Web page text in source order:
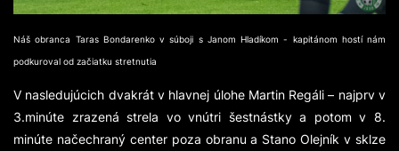
Náš obranca Taras Bondarenko v súboji s Janom Hladíkom - kapitánom hostí nám
podkuroval od začiatku stretnutia
V nasledujúcich dvakrát v hlavnej úlohe Martin Regáli – najprv v
3.minúte zrazená strela vo vnútri šestnástky a potom v 8.
minúte načechraný center poza obranu a Stano Olejník v sklze